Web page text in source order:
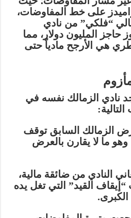
على خط المفاوضات،
“فلكي” من نادي
حاجز المليون دولار، مما
هي الأرجح مادياً حتى
نادي الزمالك نفسه في
الزمالك السابق توقف
وهو ما لا يقارن بالعرض
النادي من ضائقة مالية،
“إيقاف القيد” التي تغل يده